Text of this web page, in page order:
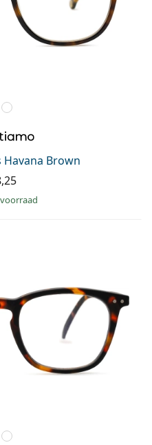
Havana Brown
voorraad